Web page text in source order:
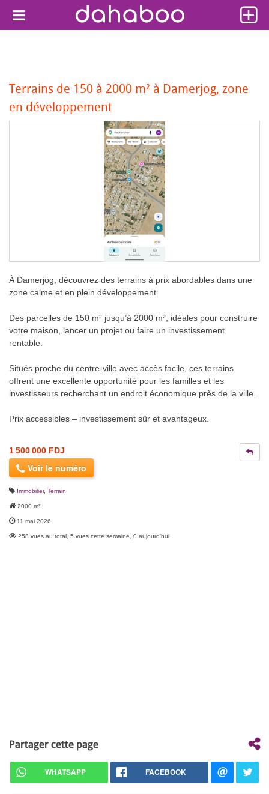
Terrains de 150 à 2000 m² à Damerjog, zone
en développement
À Damerjog, découvrez des terrains à prix abordables dans une
zone calme et en plein développement.
Des parcelles de 150 m² jusqu’à 2000 m², idéales pour construire
votre maison, lancer un projet ou faire un investissement
rentable.
Situés proche du centre-ville avec accès facile, ces terrains
offrent une excellente opportunité pour les familles et les
investisseurs recherchant un endroit économique près de la ville.
Prix accessibles – investissement sûr et avantageux.
1 500 000 FDJ
Voir le numéro
Immobilier, Terrain
2000 m²
11 mai 2026
258 vues au total, 5 vues cette semaine, 0 aujourd'hui
Partager cette page
WHATSAPP FACEBOOK